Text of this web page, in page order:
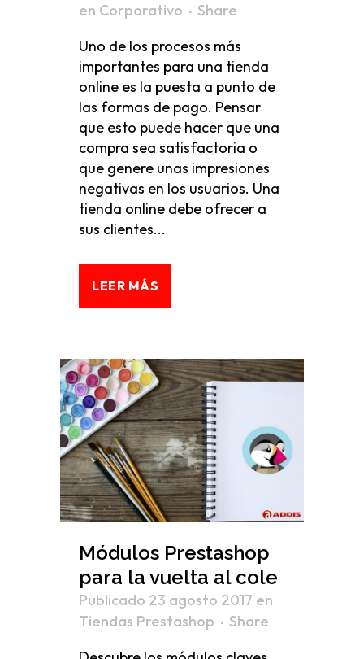
en Corporativo
Share
Uno de los procesos más
importantes para una tienda
online es la puesta a punto de
las formas de pago. Pensar
que esto puede hacer que una
compra sea satisfactoria o
que genere unas impresiones
negativas en los usuarios. Una
tienda online debe ofrecer a
sus clientes...
LEER MÁS
Módulos Prestashop
para la vuelta al cole
Publicado 23 agosto 2017 en
Tiendas Prestashop
Share